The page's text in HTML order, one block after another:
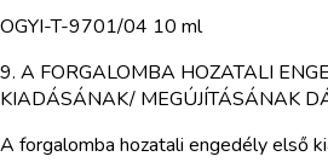
OGYI-T-9701/04 10 ml
9. A FORGALOMBA HOZATALI
KIADÁSÁNAK/ MEGÚJÍTÁSÁNAK
A forgalomba hozatali engedély első